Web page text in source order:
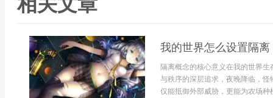
我的世界怎么设置隔
隔离概念的核心意义在我的世界
与秩序的深层追求，夜晚降临，
仅能抵御外部威胁，更能为农场种